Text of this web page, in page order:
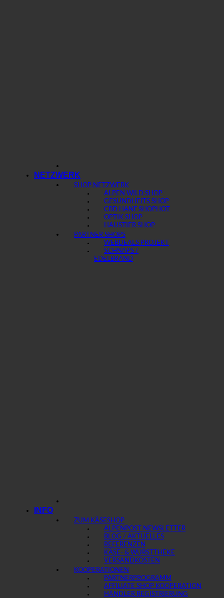
NETZWERK
SHOP NETZWERK
ALPEN WILD SHOP
GESUNDHEITS SHOP
CBD HANF SHOP
OPTIK SHOP
HAUSTIER SHOP
PARTNER SHOPS
WEBDEALS PROJEKT
SCHNAPS /
EDELBRAND
INFO
ZUM KÄSESHOP
ALPENPOST NEWSLETTER
BLOG / AKTUELLES
REFERENZEN
KÄSE- & WURSTTHEKE
VERSANDKOSTEN
KOOPERATIONEN
PARTNERPROGRAMM
AFFILIATE SHOP KOOPERATION
HÄNDLER REGISTRIERUNG